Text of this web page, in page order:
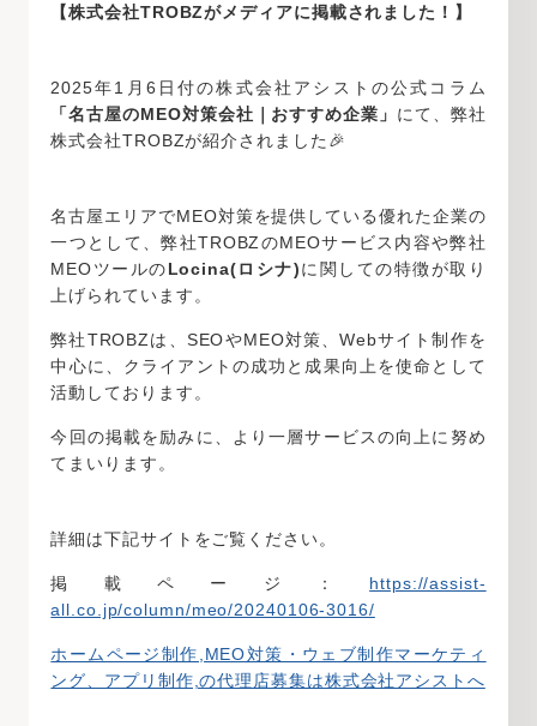
【株式会社TROBZがメディアに掲載されました！】
2025年1月6日付の株式会社アシストの公式コラム
「名古屋のMEO対策会社｜おすすめ企業」 にて、弊社
株式会社TROBZが紹介されました🎉
名古屋エリアでMEO対策を提供している優れた企業の
一つとして、弊社TROBZのMEOサービス内容や弊社
MEOツールのLocina(ロシナ)に関しての特徴が取り
上げられています。
弊社TROBZは、SEOやMEO対策、Webサイト制作を
中心に、クライアントの成功と成果向上を使命として
活動しております。
今回の掲載を励みに、より一層サービスの向上に努め
てまいります。
詳細は下記サイトをご覧ください。
掲載ページ： https://assist-
all.co.jp/column/meo/20240106-3016/
ホームページ制作,MEO対策・ウェブ制作マーケティ
ング、アプリ制作,の代理店募集は株式会社アシストへ